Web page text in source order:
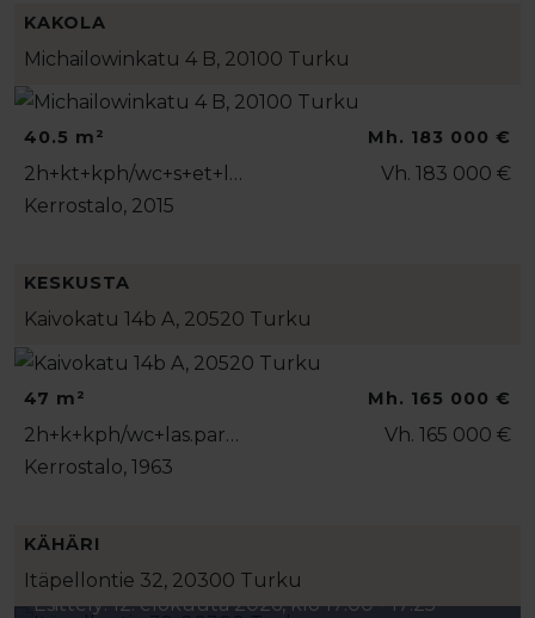
KAKOLA
Michailowinkatu 4 B, 20100 Turku
40.5 m²
2h+kt+kph/wc+s+et+l…
Kerrostalo, 2015
Mh. 183 000 €
Vh. 183 000 €
KESKUSTA
Kaivokatu 14b A, 20520 Turku
47 m²
2h+k+kph/wc+las.par…
Kerrostalo, 1963
Mh. 165 000 €
Vh. 165 000 €
KÄHÄRI
Itäpellontie 32, 20300 Turku
Esittely: 12. elokuuta 2026, klo 17:00 - 17:25